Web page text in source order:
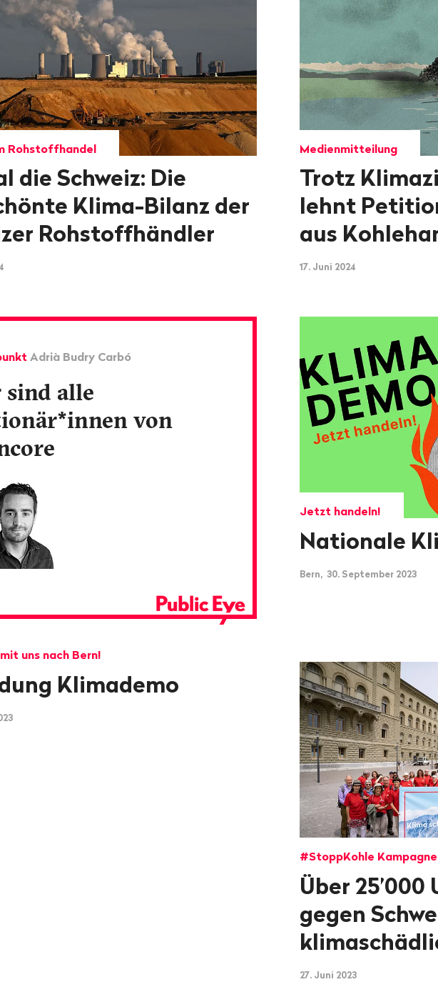
Rohstoffhandel
die Schweiz: Die
Klima-Bilanz der
Rohstoffhändler
Medienmitteilung
Trotz
lehnt
aus
17. Juni 2024
Adrià Budry Carbó
alle
von
Jetzt handeln!
Nationale
Bern, 30. September 2023
uns nach Bern!
Klimademo
#StoppKohle Kampagne
Über
gegen
27. Juni 2023